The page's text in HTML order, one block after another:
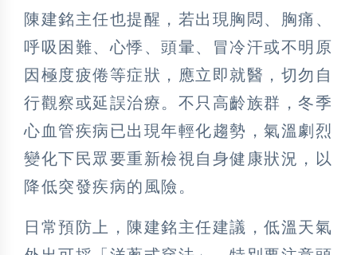
陳建銘主任也提醒，若出現胸悶、胸痛、
呼吸困難、心悸、頭暈、冒冷汗或不明原
因極度疲倦等症狀，應立即就醫，切勿自
行觀察或延誤治療。不只高齡族群，冬季
心血管疾病已出現年輕化趨勢，氣溫劇烈
變化下民眾要重新檢視自身健康狀況，以
降低突發疾病的風險。
日常預防上，陳建銘主任建議，低溫天氣